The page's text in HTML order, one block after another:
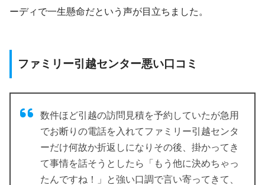
ーディで一生懸命だという声が目立ちました。
ファミリー引越センター悪い口コミ
数件ほど引越の訪問見積を予約していたが急用
でお断りの電話を入れてファミリー引越センタ
ーだけ何故か折返しになりその後、掛かってき
て事情を話そうとしたら「もう他に決めちゃっ
たんですね！」と強い口調で言い寄ってきて、